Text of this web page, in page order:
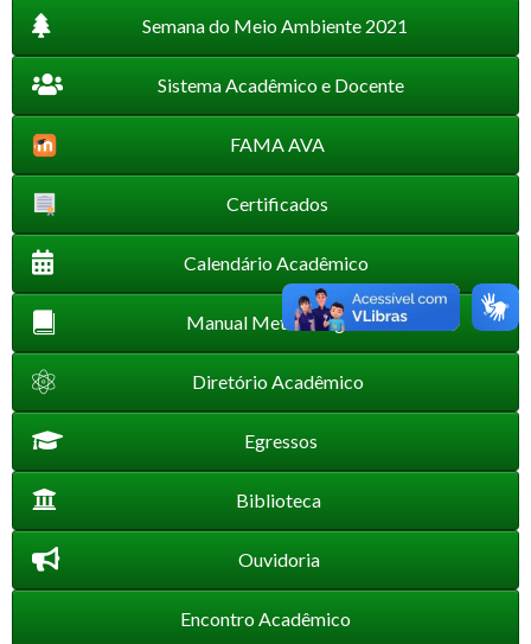
Semana do Meio Ambiente 2021
Sistema Acadêmico e Docente
FAMA AVA
Certificados
Calendário Acadêmico
Manual Metodológico
Diretório Acadêmico
Egressos
Biblioteca
Ouvidoria
Encontro Acadêmico